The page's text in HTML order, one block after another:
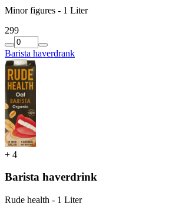
Minor figures - 1 Liter
299
Barista haverdrank
+ 4
Barista haverdrink
Rude health - 1 Liter